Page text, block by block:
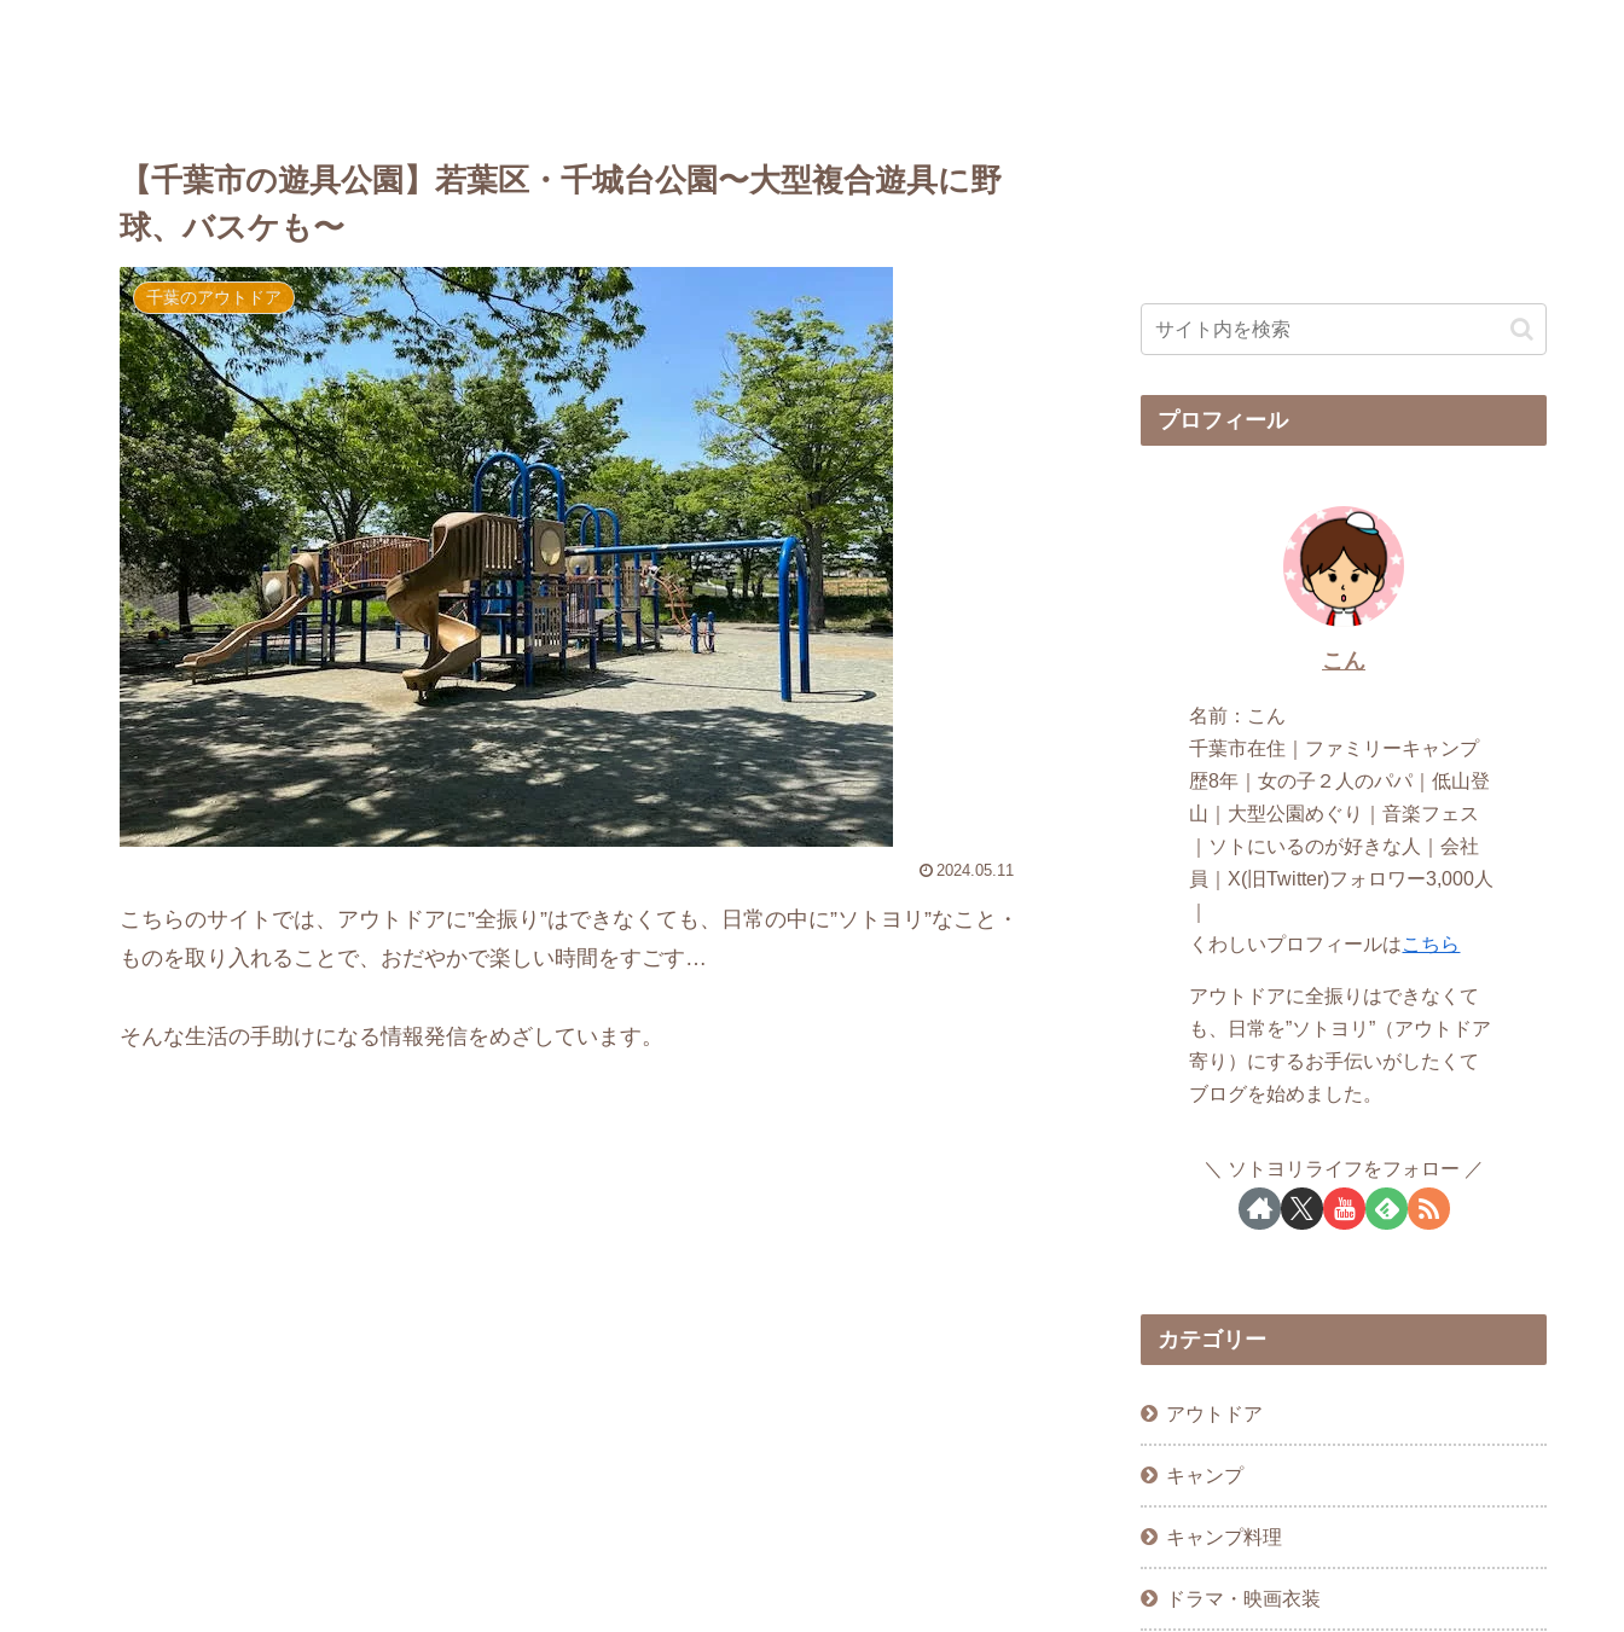
【千葉市の遊具公園】若葉区・千城台公園〜大型複合遊具に野
球、バスケも〜
千葉のアウトドア
2024.05.11
こちらのサイトでは、アウトドアに”全振り”はできなくても、日常の中に”ソトヨリ”なこと・
ものを取り入れることで、おだやかで楽しい時間をすごす…
そんな生活の手助けになる情報発信をめざしています。
プロフィール
こん
名前：こん
千葉市在住｜ファミリーキャンプ
歴8年｜女の子２人のパパ｜低山登
山｜大型公園めぐり｜音楽フェス
｜ソトにいるのが好きな人｜会社
員｜X(旧Twitter)フォロワー3,000人
｜
くわしいプロフィールはこちら
アウトドアに全振りはできなくて
も、日常を”ソトヨリ”（アウトドア
寄り）にするお手伝いがしたくて
ブログを始めました。
ソトヨリライフをフォロー
カテゴリー
アウトドア
キャンプ
キャンプ料理
ドラマ・映画衣装